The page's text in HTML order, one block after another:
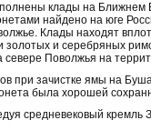
клады на
найдено на юге
Клады находят
золотых и серебряных
севере Поволжья на
при зачистке ямы на
была хорошей
средневековый